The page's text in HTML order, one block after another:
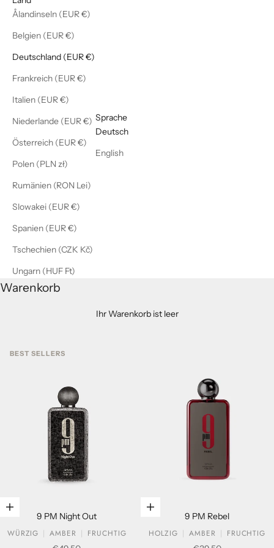
Ålandinseln (EUR €)
Belgien (EUR €)
Deutschland (EUR €)
Frankreich (EUR €)
Italien (EUR €)
Niederlande (EUR €)
Österreich (EUR €)
Polen (PLN zł)
Rumänien (RON Lei)
Slowakei (EUR €)
Spanien (EUR €)
Tschechien (CZK Kč)
Ungarn (HUF Ft)
Sprache
Deutsch
English
Warenkorb
Ihr Warenkorb ist leer
BEST SELLERS
In den Warenkorb legen
9 PM Night Out
WÜRZIG
AMBER
FRUCHTIG
In den Warenkorb legen
9 PM Rebel
HOLZIG
AMBER
FRUCHTIG